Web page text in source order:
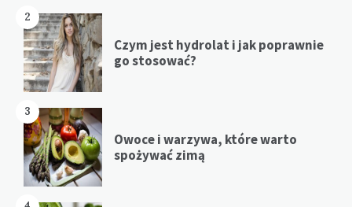
2
Czym jest hydrolat i jak poprawnie
go stosować?
3
Owoce i warzywa, które warto
spożywać zimą